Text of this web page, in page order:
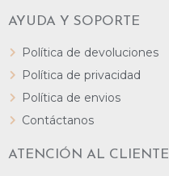
AYUDA Y SOPORTE
Política de devoluciones
Política de privacidad
Política de envios
Contáctanos
ATENCIÓN AL CLIENTE